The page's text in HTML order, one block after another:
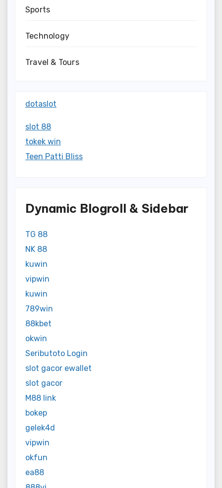
Sports
Technology
Travel & Tours
dotaslot
slot 88
tokek win
Teen Patti Bliss
Dynamic Blogroll & Sidebar
TG 88
NK 88
kuwin
vipwin
kuwin
789win
88kbet
okwin
Seributoto Login
slot gacor ewallet
slot gacor
M88 link
bokep
gelek4d
vipwin
okfun
ea88